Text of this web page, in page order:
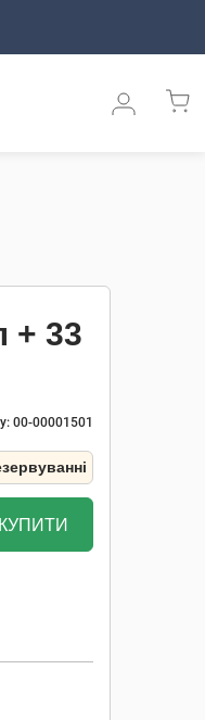
+ 33
00-00001501
КУПИТИ